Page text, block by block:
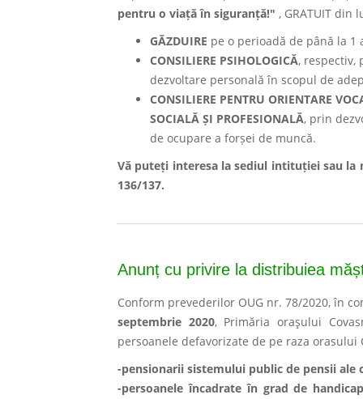
pentru o viață în siguranță!" , GRATUIT din
GĂZDUIRE pe o perioadă de până la
CONSILIERE PSIHOLOGICĂ, respectiv,
dezvoltare personală în scopul de
CONSILIERE PENTRU ORIENTARE
SOCIALĂ ȘI PROFESIONALĂ, prin
de ocupare a forșei de muncă.
Vă puteți interesa la sediul intituției sau la
136/137.
Anunț cu privire la distribuiea
Conform prevederilor OUG nr. 78/2020, în
septembrie 2020, Primăria oraşului
persoanele defavorizate de pe raza orasului
-pensionarii sistemului public de pensii ale
-persoanele încadrate în grad de